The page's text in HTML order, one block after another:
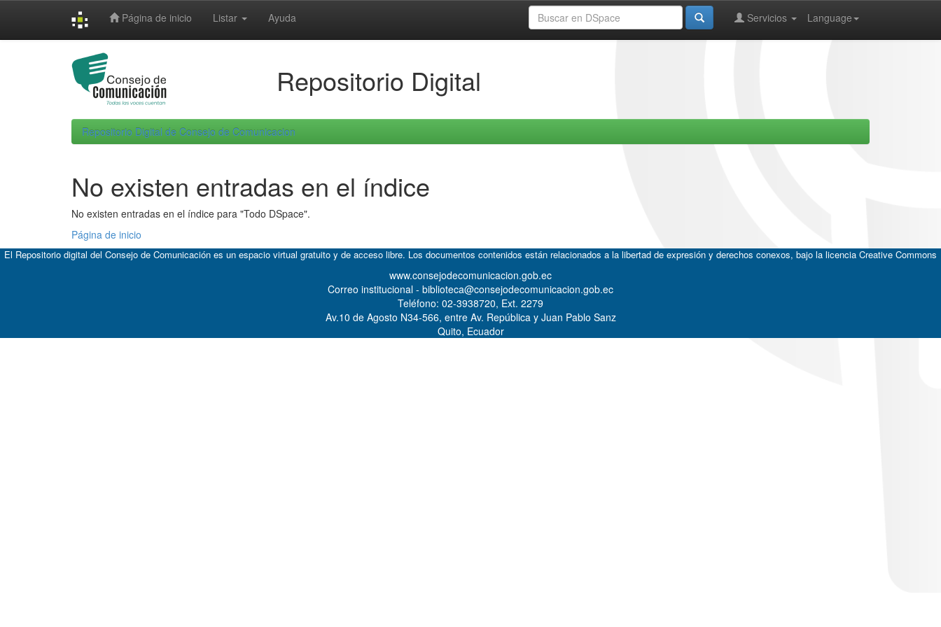
Página de inicio Listar Ayuda Language
Servicios
Repositorio Digital
Repositorio Digital de Consejo de Comunicacion
No existen entradas en el índice
No existen entradas en el índice para "Todo DSpace".
Página de inicio
El Repositorio digital del Consejo de Comunicación es un espacio virtual gratuito y de acceso libre. Los documentos contenidos están relacionados a la libertad de expresión y derechos conexos, bajo la licencia Creative Commons
www.consejodecomunicacion.gob.ec
Correo institucional - biblioteca@consejodecomunicacion.gob.ec
Teléfono: 02-3938720, Ext. 2279
Av.10 de Agosto N34-566, entre Av. República y Juan Pablo Sanz
Quito, Ecuador